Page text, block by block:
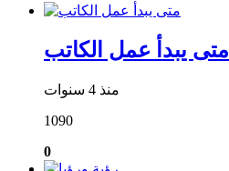
متى يبدأ عمل الكاتب
منذ 4 سنوات
1090
0